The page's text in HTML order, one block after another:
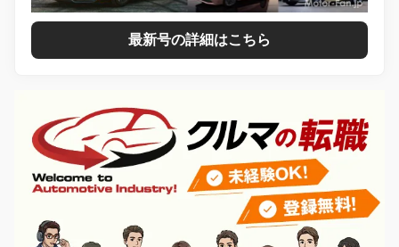
最新号の詳細はこちら